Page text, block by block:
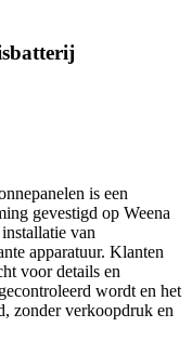
is een
gevestigd op Weena
van
apparatuur. Klanten
voor details en
wordt en het
zonder verkoopdruk en